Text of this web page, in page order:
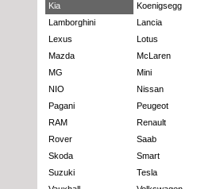
Kia
Koenigsegg
Lamborghini
Lancia
Lexus
Lotus
Mazda
McLaren
MG
Mini
NIO
Nissan
Pagani
Peugeot
RAM
Renault
Rover
Saab
Skoda
Smart
Suzuki
Tesla